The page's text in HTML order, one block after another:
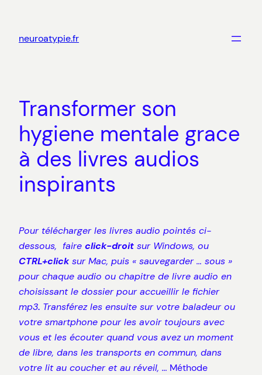
contenu
neuroatypie.fr
Transformer son
hygiene mentale grace
à des livres audios
inspirants
Pour télécharger les livres audio pointés ci-
dessous, faire click-droit sur Windows, ou
CTRL+click sur Mac, puis « sauvegarder … sous »
pour chaque audio ou chapitre de livre audio en
choisissant le dossier pour accueillir le fichier
mp3. Transférez les ensuite sur votre baladeur ou
votre smartphone pour les avoir toujours avec
vous et les écouter quand vous avez un moment
de libre, dans les transports en commun, dans
votre lit au coucher et au réveil, … Méthode